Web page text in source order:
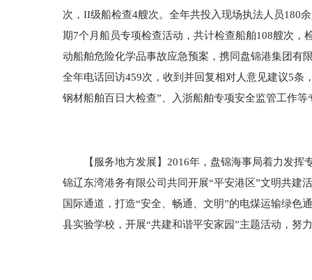
次，II级船检查4艘次。全年共投入现场执法人员180
期7个月船员专项检查活动，共计检查船舶108艘次
动船舶危险化学品事故应急预案，携同盘锦港集团有
全年电话回访459次，收到并回复相对人意见建议5条
钢材船舶百日大检查”、入浙船舶专项安全监管工作等
【服务地方发展】2016年，盘锦海事局着力发挥
锦辽东湾港务有限公司共同开展“平安港区”文明共建
国际通道，打造“安全、畅通、文明”的电煤运输绿色
县实验学校，开展“共建和谐平安家园”主题活动，努